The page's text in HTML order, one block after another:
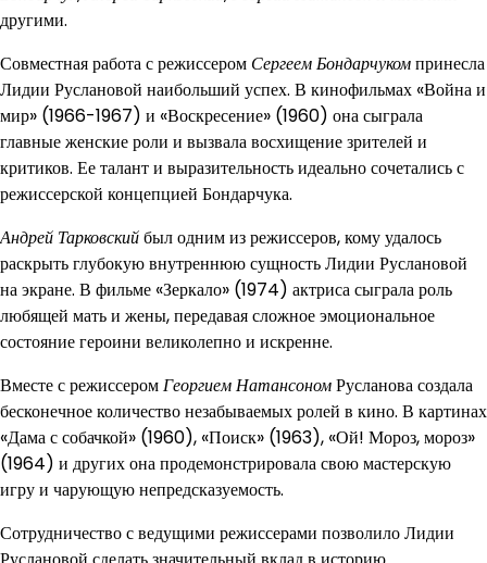
другими.
Совместная работа с режиссером Сергеем Бондарчукомпринесла
Лидии Руслановой наибольший успех. В кинофильмах «Война и
мир» (1966-1967) и «Воскресение» (1960) она сыграла
главные женские роли и вызвала восхищение зрителей и
критиков. Ее талант и выразительность идеально сочетались с
режиссерской концепцией Бондарчука.
Андрей Тарковскийбыл одним из режиссеров, кому удалось
раскрыть глубокую внутреннюю сущность Лидии Руслановой
на экране. В фильме «Зеркало» (1974) актриса сыграла роль
любящей мать и жены, передавая сложное эмоциональное
состояние героини великолепно и искренне.
Вместе с режиссеромГеоргием НатансономРусланова создала
бесконечное количество незабываемых ролей в кино. В картинах
«Дама с собачкой» (1960), «Поиск» (1963), «Ой! Мороз, мороз»
(1964) и других она продемонстрировала свою мастерскую
игру и чарующую непредсказуемость.
Сотрудничество с ведущими режиссерами позволило Лидии